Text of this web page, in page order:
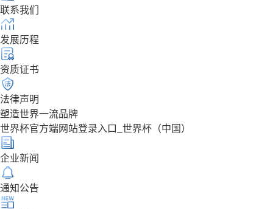
联系我们
发展历程
资质证书
法律声明
塑造世界一流品牌
世界杯官方端网站登录入口_世界杯（中国）
企业新闻
通知公告